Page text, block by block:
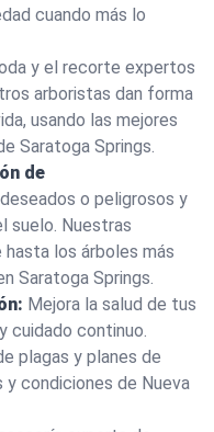
cuando más lo
y el recorte expertos
arboristas dan forma
usando las mejores
Saratoga Springs.
de
o peligrosos y
suelo. Nuestras
hasta los árboles más
Saratoga Springs.
Mejora la salud de tus
cuidado continuo.
plagas y planes de
y condiciones de Nueva